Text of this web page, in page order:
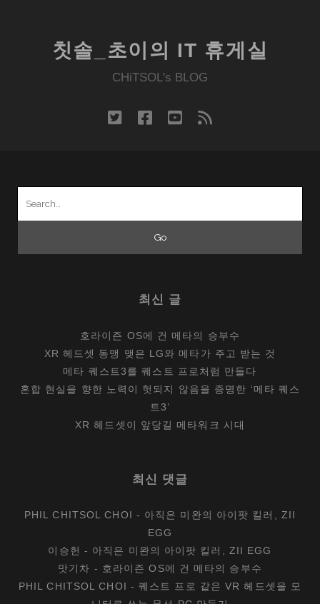
칫솔_초이의 IT 휴게실
CHiTSOL's BLOG
twitter facebook
youtube
rss
최신 글
호라이즌 OS에 건 메타의 승부수
XR 헤드셋 동맹 맺은 LG와 메타가 주고 받는 것
메타 퀘스트3를 퀘스트 프로처럼 만들다
혼합 현실을 향한 노력이 헛되지 않음을 증명한 ‘메타 퀘스
트3’
XR 헤드셋이 앞당길 메타워크 시대
최신 댓글
PHIL CHITSOL CHOI - 아직은 미완의 아이팟 킬러, ZII
EGG
이승헌 - 아직은 미완의 아이팟 킬러, ZII EGG
맛기차 - 호라이즌 OS에 건 메타의 승부수
PHIL CHITSOL CHOI -퀘스트 프로 같은 VR 헤드셋을 모